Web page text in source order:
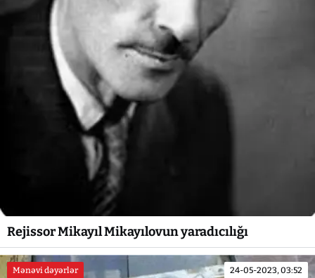
Rejissor Mikayıl Mikayılovun yaradıcılığı
Mənəvi dəyərlər 24-05-2023, 03:52